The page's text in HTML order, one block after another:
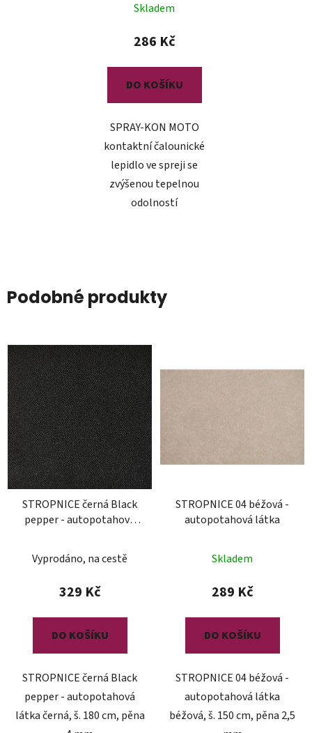
Skladem
286 Kč
DO KOŠÍKU
SPRAY-KON MOTO
kontaktní čalounické
lepidlo ve spreji se
zvýšenou tepelnou
odolností
Podobné produkty
STROPNICE černá Black
pepper - autopotahová
Vyprodáno, na cestě
329 Kč
DO KOŠÍKU
STROPNICE černá Black
pepper - autopotahová
látka černá, š. 180 cm, pěna
STROPNICE 04 béžová -
autopotahová látka
Skladem
289 Kč
DO KOŠÍKU
STROPNICE 04 béžová -
autopotahová látka
béžová, š. 150 cm, pěna 2,5